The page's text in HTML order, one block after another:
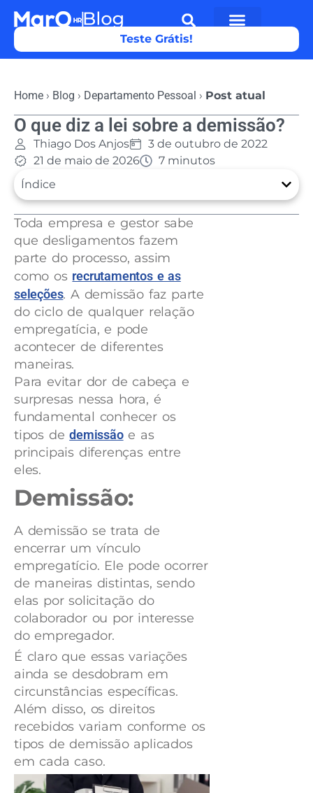
Teste Grátis!
Home › Blog › Departamento Pessoal › Post atual
O que diz a lei sobre a demissão?
Thiago Dos Anjos
3 de outubro de 2022
21 de maio de 2026
7 minutos
Índice
Toda empresa e gestor sabe
que desligamentos fazem
parte do processo, assim
como os recrutamentos e as
seleções. A demissão faz parte
do ciclo de qualquer relação
empregatícia, e pode
acontecer de diferentes
maneiras.
Para evitar dor de cabeça e
surpresas nessa hora, é
fundamental conhecer os
tipos dedemissãoe as
principais diferenças entre
eles.
Demissão:
A demissão se trata de
encerrar um vínculo
empregatício. Ele pode ocorrer
de maneiras distintas, sendo
elas por solicitação do
colaborador ou por interesse
do empregador.
É claro que essas variações
ainda se desdobram em
circunstâncias específicas.
Além disso, os direitos
recebidos variam conforme os
tipos de demissão aplicados
em cada caso.